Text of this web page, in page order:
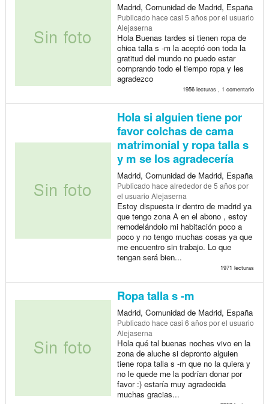
Madrid, Comunidad de Madrid, España
Publicado hace casi 5 añospor el usuario
Alejaserna
Hola Buenas tardes si tienen ropa de
chica talla s -m la aceptó con toda la
gratitud del mundo no puedo estar
comprando todo el tiempo ropa y les
agradezco
1956 lecturas , 1 comentario
Hola si alguien tiene por
favor colchas de cama
matrimonial y ropa talla s
y m se los agradecería
Madrid, Comunidad de Madrid, España
Publicado hace alrededor de 5 añospor
el usuario Alejaserna
Estoy dispuesta ir dentro de madrid ya
que tengo zona A en el abono , estoy
remodelándolo mi habitación poco a
poco y no tengo muchas cosas ya que
me encuentro sin trabajo. Lo que
tengan será bien...
1971 lecturas
Ropa talla s -m
Madrid, Comunidad de Madrid, España
Publicado hace casi 6 añospor el usuario
Alejaserna
Hola qué tal buenas noches vivo en la
zona de aluche si depronto alguien
tiene ropa talla s -m que no la quiera y
no le quede me la podrían donar por
favor :) estaría muy agradecida
muchas gracias...